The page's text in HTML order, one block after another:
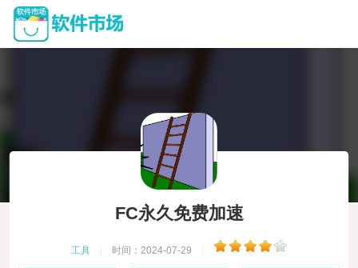
FC永久免费加速
工具 时间：2024-07-29